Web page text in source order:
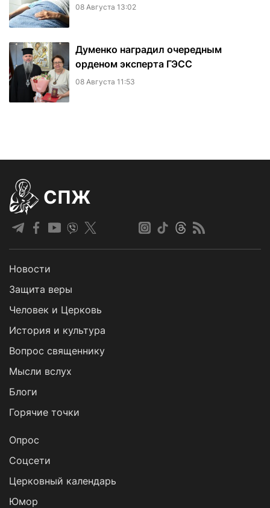
08 Августа 13:02
Думенко наградил очередным
орденом эксперта ГЭСС
08 Августа 11:53
СПЖ
Новости
Защита веры
Человек и Церковь
История и культура
Вопрос священнику
Мысли вслух
Блоги
Горячие точки
Опрос
Cоцсети
Церковный календарь
Юмор